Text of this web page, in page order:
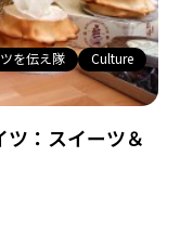
を伝え隊
Culture
ツ：スイーツ＆